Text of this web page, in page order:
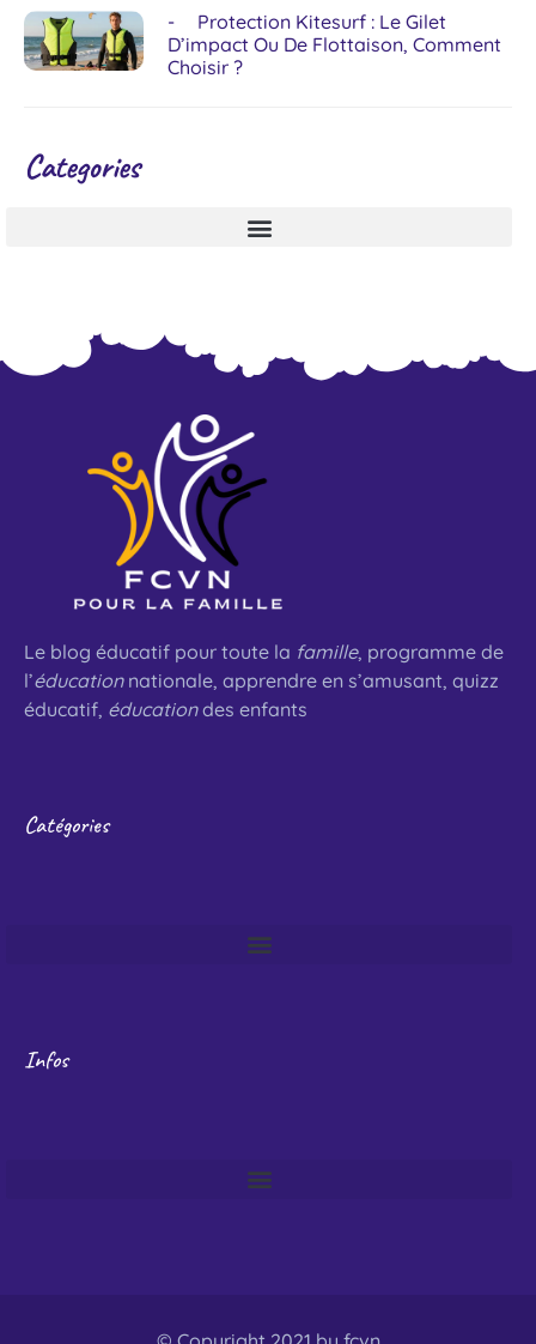
Protection Kitesurf : Le Gilet
D’impact Ou De Flottaison, Comment
Choisir ?
Categories
Le blog éducatif pour toute la famille, programme de
l’éducationnationale, apprendre en s’amusant, quizz
éducatif, éducationdes enfants
Catégories
Infos